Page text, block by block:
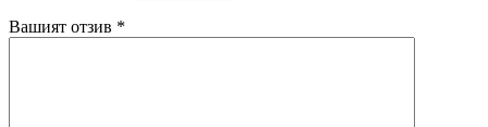
Вашият отзив *